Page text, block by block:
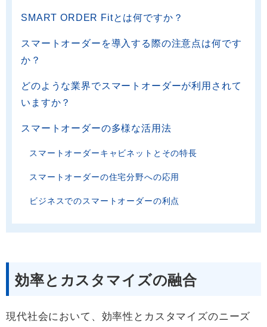
SMART ORDER Fitとは何ですか？
スマートオーダーを導入する際の注意点は何です
か？
どのような業界でスマートオーダーが利用されて
いますか？
スマートオーダーの多様な活用法
スマートオーダーキャビネットとその特長
スマートオーダーの住宅分野への応用
ビジネスでのスマートオーダーの利点
効率とカスタマイズの融合
現代社会において、効率性とカスタマイズのニーズ